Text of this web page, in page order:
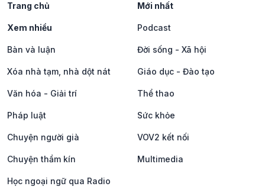
Trang chủ Mới nhất
Xem nhiều Podcast
Bàn và luận Đời sống - Xã hội
Xóa nhà tạm, nhà dột nát Giáo dục - Đào tạo
Văn hóa - Giải trí Thể thao
Pháp luật Sức khỏe
Chuyện người già VOV2 kết nối
Chuyện thầm kín Multimedia
Học ngoại ngữ qua Radio